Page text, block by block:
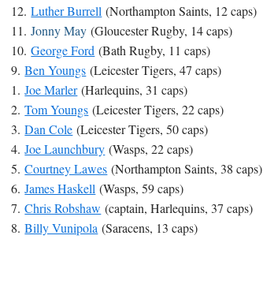
12.Luther Burrell (Northampton Saints, 12 caps)
11.Jonny May (Gloucester Rugby, 14 caps)
10.George Ford (Bath Rugby, 11 caps)
9.Ben Youngs (Leicester Tigers, 47 caps)
1.Joe Marler(Harlequins, 31 caps)
2.Tom Youngs (Leicester Tigers, 22 caps)
3.Dan Cole (Leicester Tigers, 50 caps)
4.Joe Launchbury (Wasps, 22 caps)
5.Courtney Lawes (Northampton Saints, 38 caps)
6.James Haskell (Wasps, 59 caps)
7.Chris Robshaw (captain, Harlequins, 37 caps)
8.Billy Vunipola (Saracens, 13 caps)